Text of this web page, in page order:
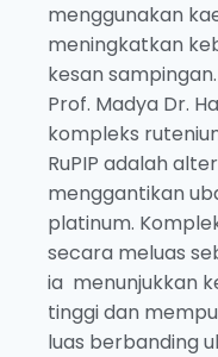
menggunakan
meningkatkan
kesan sampingan.
Prof. Madya Dr.
kompleks
RuPIP adalah
menggantikan
platinum.
secara meluas
ia menunjukkan
tinggi dan
luas berbanding